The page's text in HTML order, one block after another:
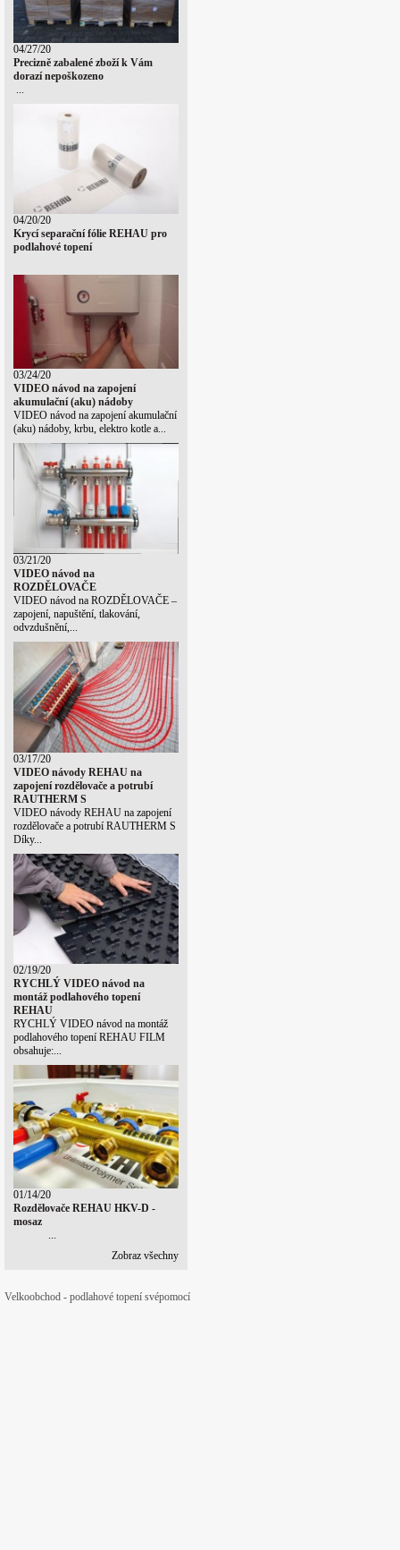
04/27/20
Precizně zabalené zboží k Vám
dorazí nepoškozeno
...
04/20/20
Krycí separační fólie REHAU pro
podlahové topení
03/24/20
VIDEO návod na zapojení
akumulační (aku) nádoby
VIDEO návod na zapojení akumulační
(aku) nádoby, krbu, elektro kotle a...
03/21/20
VIDEO návod na
ROZDĚLOVAČE
VIDEO návod na ROZDĚLOVAČE –
zapojení, napuštění, tlakování,
odvzdušnění,...
03/17/20
VIDEO návody REHAU na
zapojení rozdělovače a potrubí
RAUTHERM S
VIDEO návody REHAU na zapojení
rozdělovače a potrubí RAUTHERM S
Díky...
02/19/20
RYCHLÝ VIDEO návod na
montáž podlahového topení
REHAU
RYCHLÝ VIDEO návod na montáž
podlahového topení REHAU FILM
obsahuje:...
01/14/20
Rozdělovače REHAU HKV-D -
mosaz
...
Zobraz všechny
Velkoobchod - podlahové topení svépomocí